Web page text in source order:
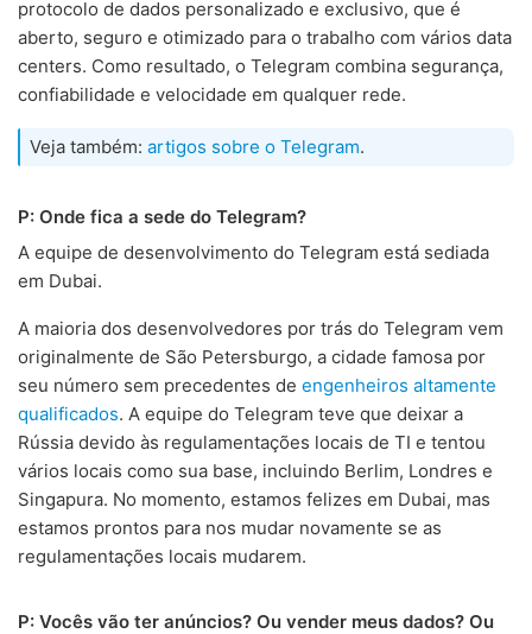
protocolo de dados personalizado e exclusivo, que é
aberto, seguro e otimizado para o trabalho com vários data
centers. Como resultado, o Telegram combina segurança,
confiabilidade e velocidade em qualquer rede.
Veja também: artigos sobre o Telegram.
P: Onde fica a sede do Telegram?
A equipe de desenvolvimento do Telegram está sediada
em Dubai.
A maioria dos desenvolvedores por trás do Telegram vem
originalmente de São Petersburgo, a cidade famosa por
seu número sem precedentes de engenheiros altamente
qualificados. A equipe do Telegram teve que deixar a
Rússia devido às regulamentações locais de TI e tentou
vários locais como sua base, incluindo Berlim, Londres e
Singapura. No momento, estamos felizes em Dubai, mas
estamos prontos para nos mudar novamente se as
regulamentações locais mudarem.
P: Vocês vão ter anúncios? Ou vender meus dados? Ou